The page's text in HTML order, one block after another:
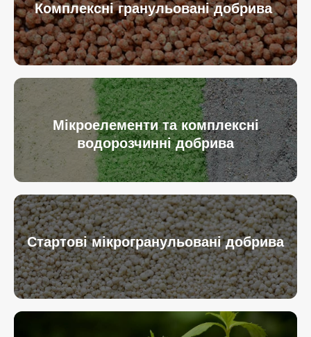
Комплексні гранульовані добрива
Мікроелементи та комплексні
водорозчинні добрива
Стартові мікрогранульовані добрива